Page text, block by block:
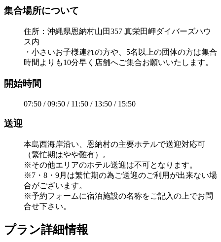
集合場所について
住所：沖縄県恩納村山田357 真栄田岬ダイバーズハウ
ス内
・小さいお子様連れの方や、5名以上の団体の方は集合
時間よりも10分早く店舗へご集合お願いいたします。
開始時間
07:50 / 09:50 / 11:50 / 13:50 / 15:50
送迎
本島西海岸沿い、恩納村の主要ホテルで送迎対応可
（繁忙期はやや難有）。
※その他エリアのホテル送迎は不可となります。
※7・8・9月は繁忙期の為ご送迎のご利用が出来ない場
合がございます。
※予約フォームに宿泊施設の名称をご記入の上でお問
合せ下さい。
プラン詳細情報